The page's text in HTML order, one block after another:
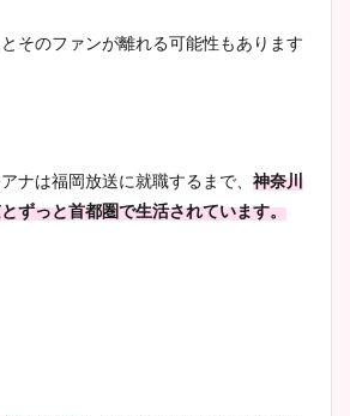
そのファンが離れる可能性もあります
ナは福岡放送に就職するまで、 神奈川
ずっと首都圏で生活されています。